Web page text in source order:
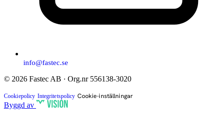
info@fastec.se
© 2026 Fastec AB · Org.nr 556138-3020
Cookiepolicy Integritetspolicy Cookie-inställningar
Byggd av